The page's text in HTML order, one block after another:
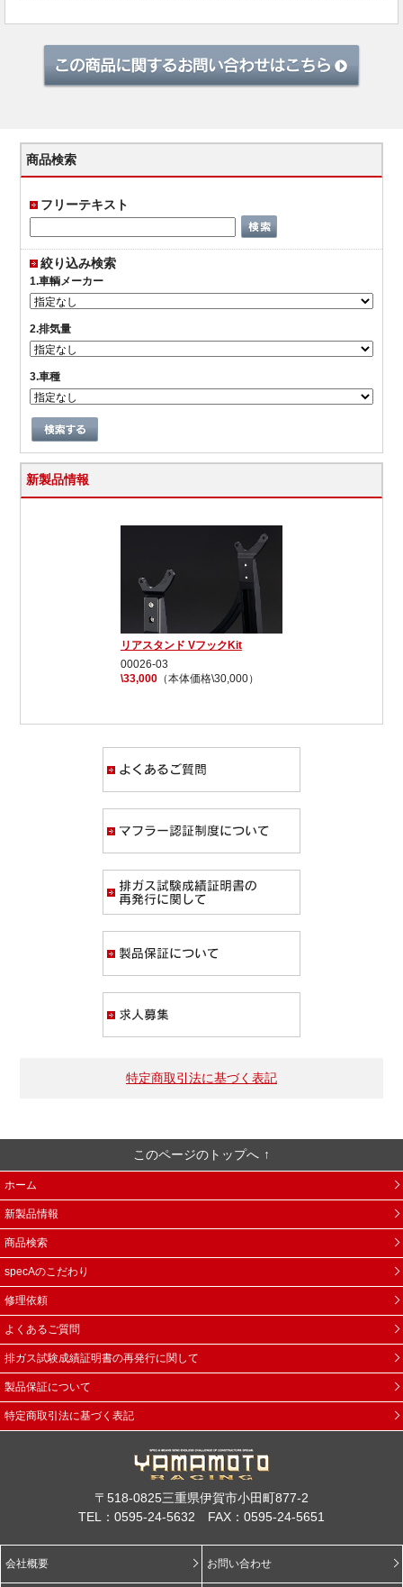
商品検索
フリーテキスト
絞り込み検索
1.車輌メーカー
2.排気量
3.車種
新製品情報
リアスタンド VフックKit
00026-03
\33,000（本体価格\30,000）
特定商取引法に基づく表記
このページのトップへ
ホーム
新製品情報
商品検索
specAのこだわり
修理依頼
よくあるご質問
排ガス試験成績証明書の再発行に関して
製品保証について
特定商取引法に基づく表記
〒518-0825三重県伊賀市小田町877-2
TEL：0595-24-5632 FAX：0595-24-5651
会社概要 お問い合わせ